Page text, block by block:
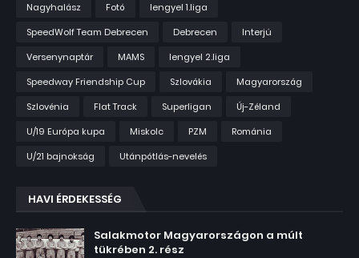
Nagyhalász
Fotó
lengyel 1.liga
SpeedWolf Team Debrecen
Debrecen
Interjú
Versenynaptár
MAMS
lengyel 2.liga
Speedway Friendship Cup
Szlovákia
Magyarország
Szlovénia
Flat Track Superligan
Új-Zéland
U/19 Európa kupa
Miskolc PZM
Románia
U/21 bajnokság
Utánpótlás-nevelés
HAVI ÉRDEKESSÉG
Salakmotor Magyarországon a múlt
tükrében 2. rész